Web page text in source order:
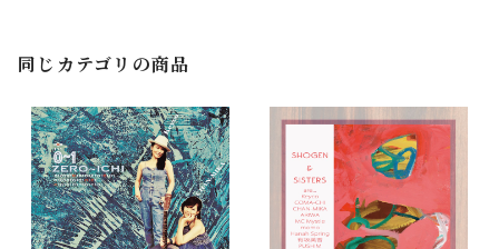
同じカテゴリの商品